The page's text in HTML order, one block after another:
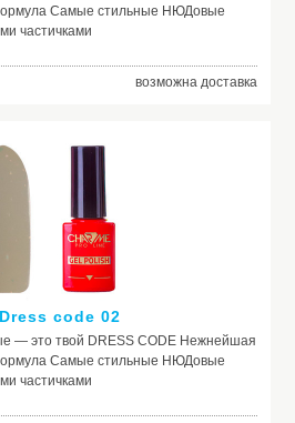
Самые стильные НЮДовые
частичками
возможна доставка
code 02
— это твой DRESS CODE Нежнейшая
Самые стильные НЮДовые
частичками